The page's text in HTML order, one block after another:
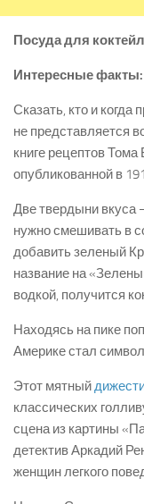
Посуда для
Интересные факты:
Сказать, кто и когда
не представляется
книге рецептов
опубликованной в
Две твердыни вкуса
нужно смешивать в
добавить зеленый
название на
водкой, получится
Находясь на пике
Америке стал
Этот мятный
классических
сцена из картины
детектив Аркадий
женщин легкого